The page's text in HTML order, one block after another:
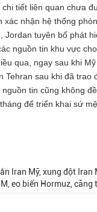
tiết liên quan chưa
nhận hệ thống
tuyên bố phát
nguồn tin khu vực
qua, ngay sau khi
Tehran sau khi đã
tin cũng không
để triển khai sứ
Iran Mỹ, xung đột Iran
eo biển Hormuz,